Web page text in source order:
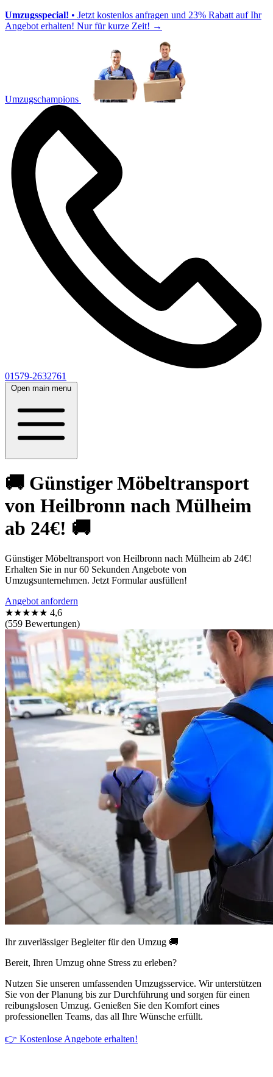
Umzugsspecial! • Jetzt kostenlos anfragen und 23% Rabatt auf Ihr
Angebot erhalten! Nur für kurze Zeit! →
Umzugschampions
01579-2632761
Open main menu
🚚 Günstiger Möbeltransport
von Heilbronn nach Mülheim
ab 24€! 🚚
Günstiger Möbeltransport von Heilbronn nach Mülheim ab 24€!
Erhalten Sie in nur 60 Sekunden Angebote von
Umzugsunternehmen. Jetzt Formular ausfüllen!
Angebot anfordern
★★★★★ 4,6
(559 Bewertungen)
Ihr zuverlässiger Begleiter für den Umzug 🚚
Bereit, Ihren Umzug ohne Stress zu erleben?
Nutzen Sie unseren umfassenden Umzugsservice. Wir unterstützen
Sie von der Planung bis zur Durchführung und sorgen für einen
reibungslosen Umzug. Genießen Sie den Komfort eines
professionellen Teams, das all Ihre Wünsche erfüllt.
👉 Kostenlose Angebote erhalten!